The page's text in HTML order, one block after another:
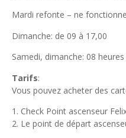
Mardi refonte – ne
Dimanche: de 09 à 17,00
Samedi, dimanche: 08
Tarifs:
Vous pouvez acheter des
1. Check Point ascenseur
2. Le point de départ